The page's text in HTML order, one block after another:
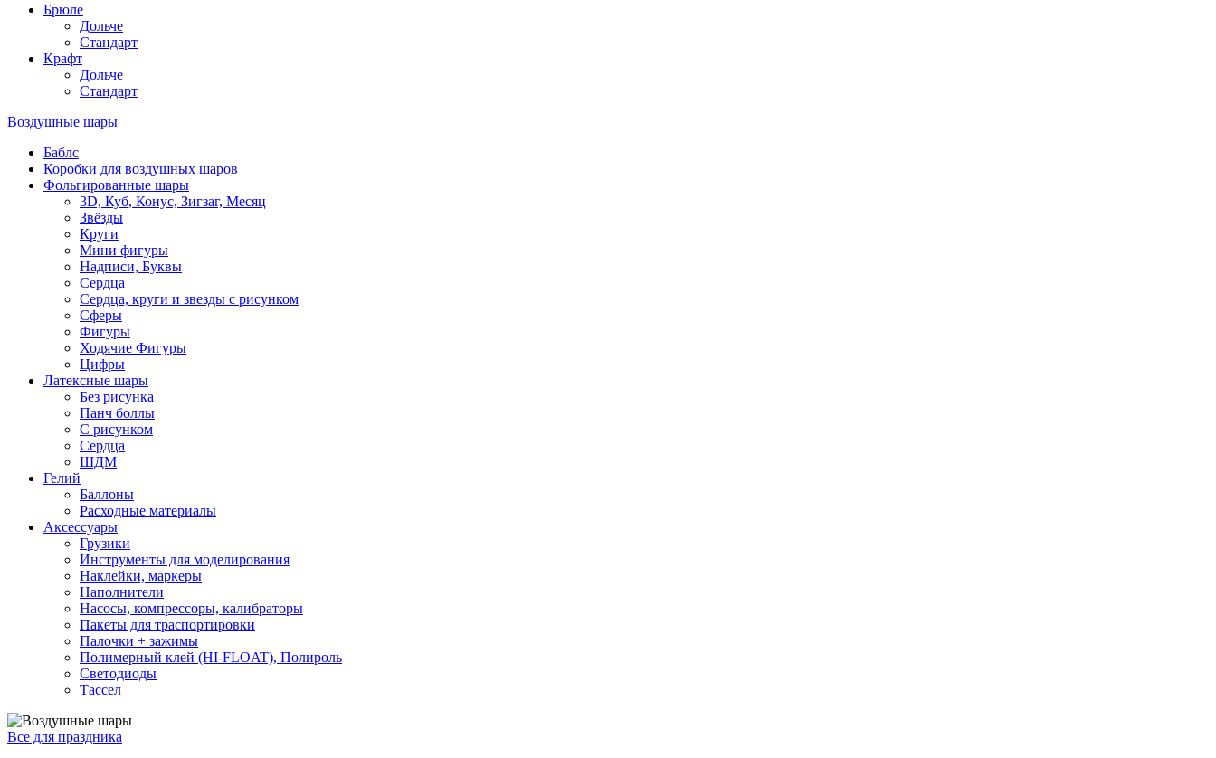
Брюле
Дольче
Стандарт
Крафт
Дольче
Стандарт
Воздушные шары
Баблс
Коробки для воздушных шаров
Фольгированные шары
3D, Куб, Конус, Зигзаг, Месяц
Звёзды
Круги
Мини фигуры
Надписи, Буквы
Сердца
Сердца, круги и звезды с рисунком
Сферы
Фигуры
Ходячие Фигуры
Цифры
Латексные шары
Без рисунка
Панч боллы
С рисунком
Сердца
ШДМ
Гелий
Баллоны
Расходные материалы
Аксессуары
Грузики
Инструменты для моделирования
Наклейки, маркеры
Наполнители
Насосы, компрессоры, калибраторы
Пакеты для траспортировки
Палочки + зажимы
Полимерный клей (HI-FLOAT), Полироль
Светодиоды
Тассел
Все для праздника